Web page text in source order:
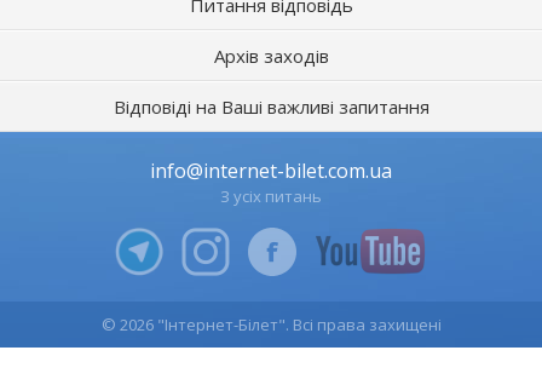
Питання відповідь
Архів заходів
Відповіді на Ваші важливі запитання
info@internet-bilet.com.ua
З усіх питань
© 2026 "Інтернет-Білет". Всі права захищені